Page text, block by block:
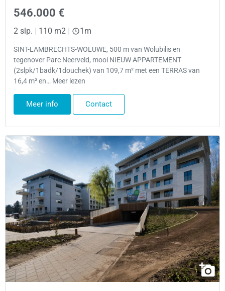
546.000 €
2 slp. | 110 m2 | 1m
SINT-LAMBRECHTS-WOLUWE, 500 m van Wolubilis en
tegenover Parc Neerveld, mooi NIEUW APPARTEMENT
(2slpk/1badk/1douchek) van 109,7 m² met een TERRAS van
16,4 m² en… Meer lezen
Meer info Contact